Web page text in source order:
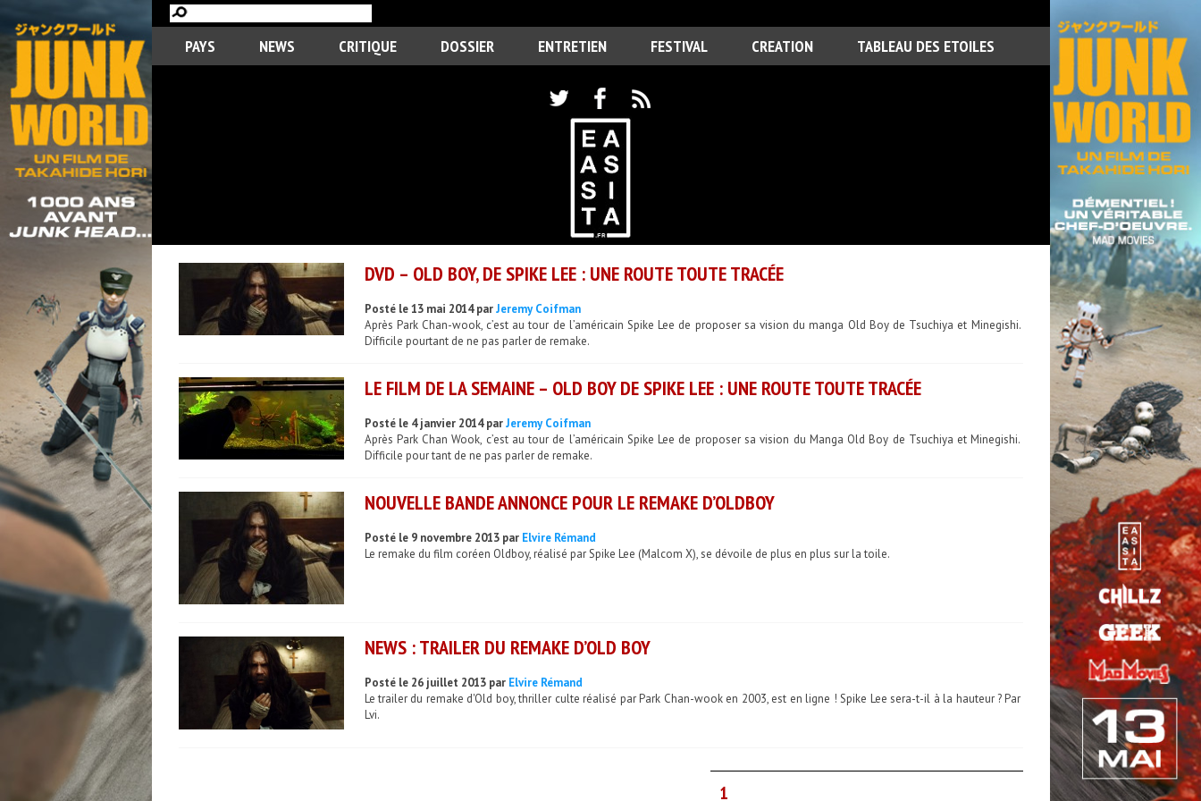
PAYS NEWS CRITIQUE DOSSIER ENTRETIEN FESTIVAL CREATION TABLEAU DES ETOILES
DVD – OLD BOY, DE SPIKE LEE : UNE ROUTE TOUTE TRACÉE
Posté le 13 mai 2014 parJeremy Coifman
Après Park Chan-wook, c’est au tour de l’américain Spike Lee de proposer sa vision du manga Old Boy de Tsuchiya et Minegishi.
Difficile pourtant de ne pas parler de remake.
LE FILM DE LA SEMAINE – OLD BOY DE SPIKE LEE : UNE ROUTE TOUTE TRACÉE
Posté le 4 janvier 2014 parJeremy Coifman
Après Park Chan Wook, c’est au tour de l’américain Spike Lee de proposer sa vision du Manga Old Boy de Tsuchiya et Minegishi.
Difficile pour tant de ne pas parler de remake.
NOUVELLE BANDE ANNONCE POUR LE REMAKE D’OLDBOY
Posté le 9 novembre 2013 par Elvire Rémand
Le remake du film coréen Oldboy, réalisé par Spike Lee (Malcom X), se dévoile de plus en plus sur la toile.
NEWS : TRAILER DU REMAKE D’OLD BOY
Posté le 26 juillet 2013 par Elvire Rémand
Le trailer du remake d'Old boy, thriller culte réalisé par Park Chan-wook en 2003, est en ligne ! Spike Lee sera-t-il à la hauteur ? Par
Lvi.
1